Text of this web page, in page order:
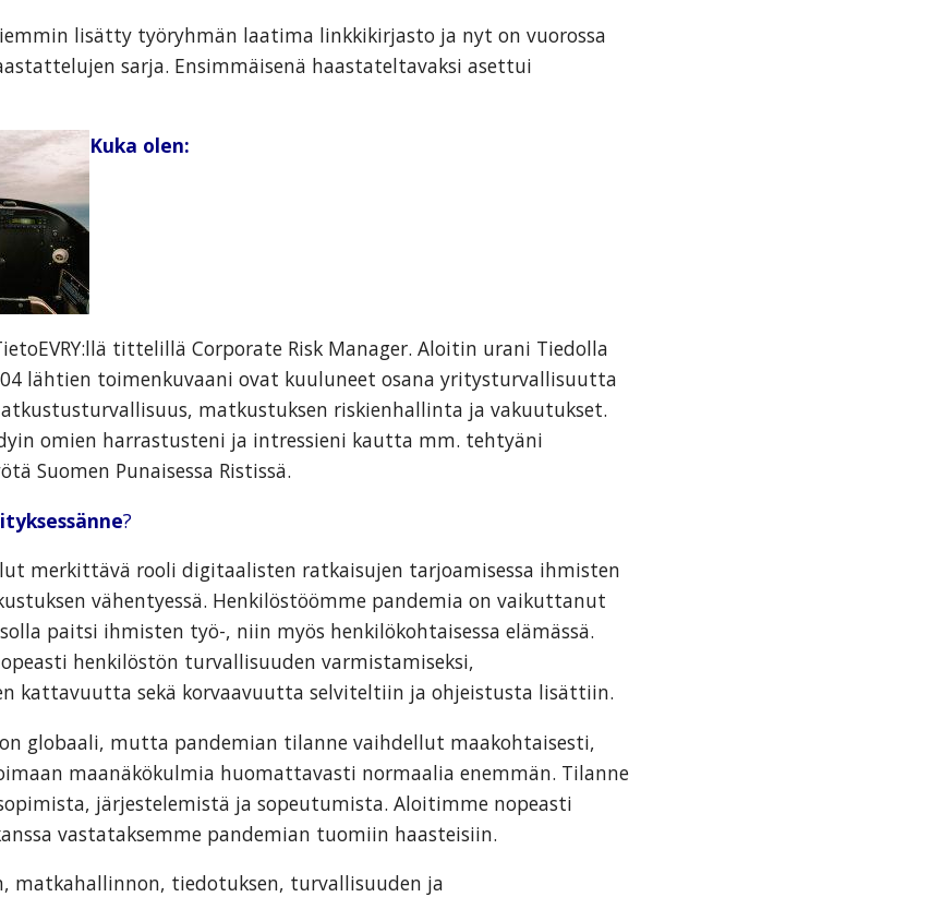
lisätty työryhmän laatima linkkikirjasto ja nyt on vuorossa
sarja. Ensimmäisenä haastateltavaksi asettui
Kuka olen:
tittelillä Corporate Risk Manager. Aloitin urani Tiedolla
lähtien toimenkuvaani ovat kuuluneet osana yritysturvallisuutta
matkustuksen riskienhallinta ja vakuutukset.
omien harrastusteni ja intressieni kautta mm. tehtyäni
Suomen Punaisessa Ristissä.
?
merkittävä rooli digitaalisten ratkaisujen tarjoamisessa ihmisten
vähentyessä. Henkilöstöömme pandemia on vaikuttanut
paitsi ihmisten työ-, niin myös henkilökohtaisessa elämässä.
henkilöstön turvallisuuden varmistamiseksi,
kattavuutta sekä korvaavuutta selviteltiin ja ohjeistusta lisättiin.
globaali, mutta pandemian tilanne vaihdellut maakohtaisesti,
maanäkökulmia huomattavasti normaalia enemmän. Tilanne
järjestelemistä ja sopeutumista. Aloitimme nopeasti
vastataksemme pandemian tuomiin haasteisiin.
matkahallinnon, tiedotuksen, turvallisuuden ja